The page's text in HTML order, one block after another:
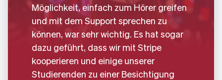
Möglichkeit, einfach zum Hörer greifen
und mit dem Support sprechen zu
können, war sehr wichtig. Es hat sogar
dazu geführt, dass wir mit Stripe
kooperieren und einige unserer
Studierenden zu einer Besichtigung